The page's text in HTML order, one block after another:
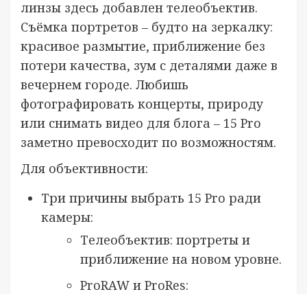
линзы здесь добавлен телеобъектив.
Съёмка портретов – будто на зеркалку:
красивое размытие, приближение без
потери качества, зум с деталями даже в
вечернем городе. Любишь
фотографировать концерты, природу
или снимать видео для блога – 15 Pro
заметно превосходит по возможностям.
Для объективности:
Три причины выбрать 15 Pro ради
камеры:
Телеобъектив: портреты и
приближение на новом уровне.
ProRAW и ProRes: